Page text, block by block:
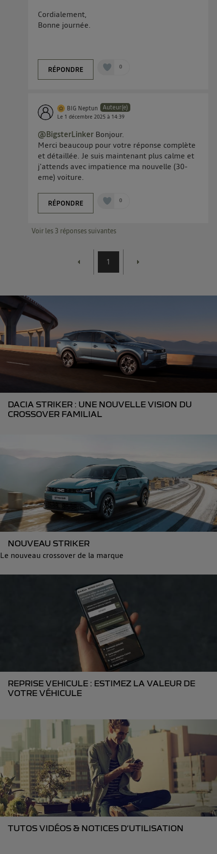
Cordialement,
Bonne journée.
RÉPONDRE 0
BIG Neptun Auteur(e)
Le 1 décembre 2025 à 14:39
@BigsterLinker Bonjour.
Merci beaucoup pour votre réponse complète
et détaillée. Je suis maintenant plus calme et
j'attends avec impatience ma nouvelle (30-
eme) voiture.
RÉPONDRE 0
Voir les 3 réponses suivantes
1
DACIA STRIKER : UNE NOUVELLE VISION DU
CROSSOVER FAMILIAL
NOUVEAU STRIKER
Le nouveau crossover de la marque
REPRISE VEHICULE : ESTIMEZ LA VALEUR DE
VOTRE VÉHICULE
TUTOS VIDÉOS & NOTICES D’UTILISATION